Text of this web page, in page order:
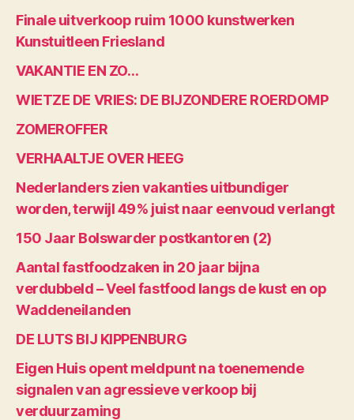
Finale uitverkoop ruim 1000 kunstwerken
Kunstuitleen Friesland
VAKANTIE EN ZO…
WIETZE DE VRIES: DE BIJZONDERE ROERDOMP
ZOMEROFFER
VERHAALTJE OVER HEEG
Nederlanders zien vakanties uitbundiger
worden, terwijl 49% juist naar eenvoud verlangt
150 Jaar Bolswarder postkantoren (2)
Aantal fastfoodzaken in 20 jaar bijna
verdubbeld – Veel fastfood langs de kust en op
Waddeneilanden
DE LUTS BIJ KIPPENBURG
Eigen Huis opent meldpunt na toenemende
signalen van agressieve verkoop bij
verduurzaming